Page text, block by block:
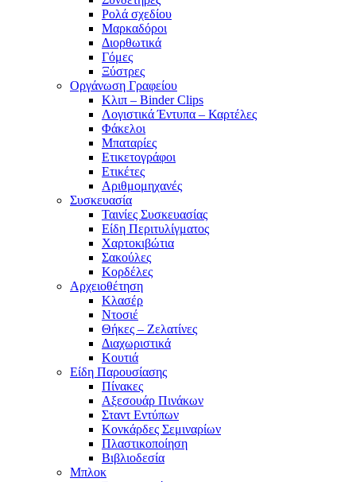
Ρολά σχεδίου
Μαρκαδόροι
Διορθωτικά
Γόμες
Ξύστρες
Οργάνωση Γραφείου
Κλιπ – Binder Clips
Λογιστικά Έντυπα – Καρτέλες
Φάκελοι
Μπαταρίες
Ετικετογράφοι
Ετικέτες
Αριθμομηχανές
Συσκευασία
Ταινίες Συσκευασίας
Είδη Περιτυλίγματος
Χαρτοκιβώτια
Σακούλες
Κορδέλες
Αρχειοθέτηση
Κλασέρ
Ντοσιέ
Θήκες – Ζελατίνες
Διαχωριστικά
Κουτιά
Είδη Παρουσίασης
Πίνακες
Αξεσουάρ Πινάκων
Σταντ Εντύπων
Κονκάρδες Σεμιναρίων
Πλαστικοποίηση
Βιβλιοδεσία
Μπλοκ